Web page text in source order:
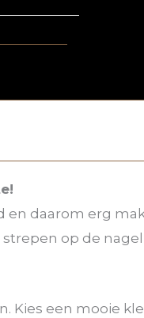
en daarom erg
op de
Kies een mooie